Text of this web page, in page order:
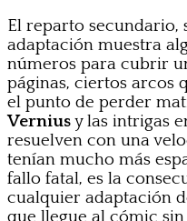
El reparto secundario,
adaptación muestra
números para cubrir
páginas, ciertos arcos
el punto de perder
Verniusy las intrigas
resuelven con una
tenían mucho más
fallo fatal, es la
cualquier adaptación
que llegue al cómic